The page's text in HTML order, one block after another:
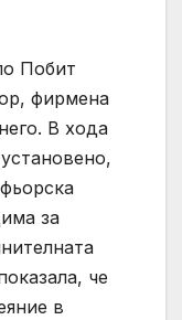
Побит
фирмена
В хода
за
че
в